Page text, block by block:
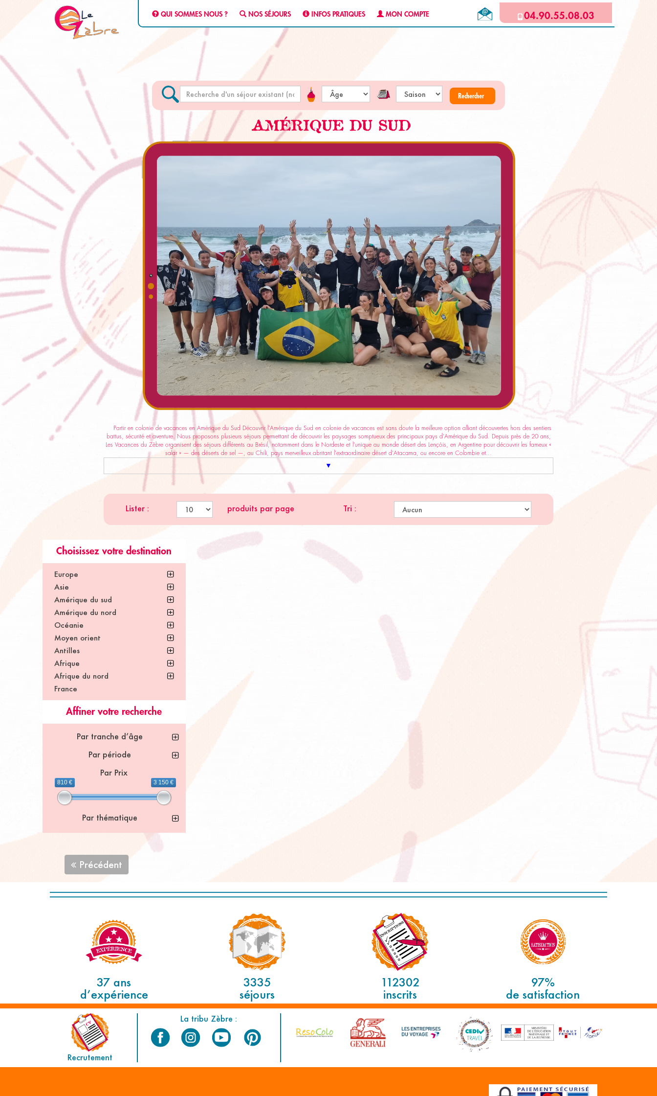
QUI SOMMES NOUS ? NOS SÉJOURS INFOS PRATIQUES MON COMPTE 04.90.55.08.03
Rechercher
AMÉRIQUE DU SUD
Partir en colonie de vacances en Amérique du Sud Découvrir l’Amérique du Sud en colonie de vacances est sans doute la meilleure option alliant découvertes hors des sentiers
battus, sécurité et aventure. Nous proposons plusieurs séjours permettant de découvrir les paysages somptueux des principaux pays d’Amérique du Sud. Depuis près de 20 ans,
Les Vacances du Zèbre organisent des séjours différents au Brésil, notamment dans le Nordeste et l’unique au monde désert des Lençóis, en Argentine pour découvrir les fameux «
salar » — des déserts de sel —, au Chili, pays merveilleux abritant l’extraordinaire désert d’Atacama, ou encore en Colombie et...
▼
Lister : produits par page Tri :
Choisissez votre destination
Europe
Asie
Amérique du sud
Amérique du nord
Océanie
Moyen orient
Antilles
Afrique
Afrique du nord
France
Affiner votre recherche
Par tranche d’âge
Par période
Par Prix
810 € 3 150 €
Par thématique
Précédent
37 ans
d’expérience
3335
séjours
112302
inscrits
97%
de satisfaction
Recrutement
La tribu Zèbre :